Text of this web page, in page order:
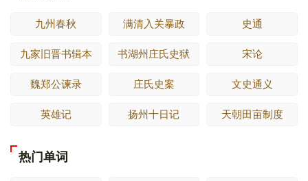
九州春秋 满清入关暴政 史通
九家旧晋书辑本 书湖州庄氏史狱 宋论
魏郑公谏录 庄氏史案 文史通义
英雄记 扬州十日记 天朝田亩制度
热门单词